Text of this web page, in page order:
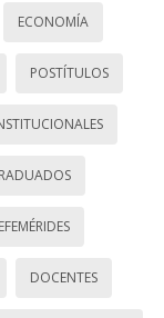
ECONOMÍA
POSTÍTULOS
EFEMÉRIDES
DOCENTES